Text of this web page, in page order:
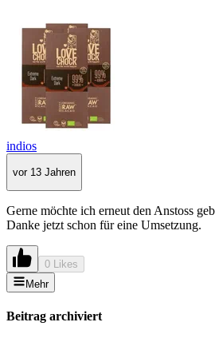
indios
vor 13 Jahren
Gerne möchte ich erneut den Anstoss
Danke jetzt schon für eine Umsetzung.
0 Likes
Mehr
Beitrag archiviert